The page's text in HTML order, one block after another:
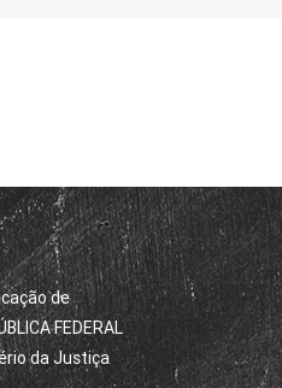
de
FEDERAL
da Justiça